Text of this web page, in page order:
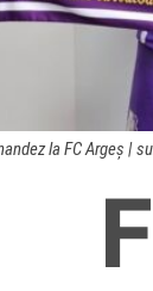
la FC Argeș |
F